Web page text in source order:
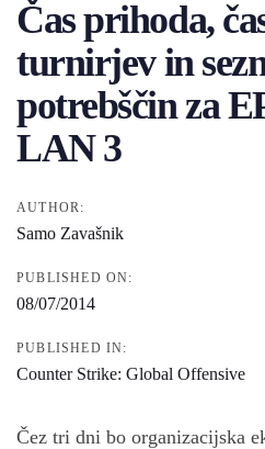
Čas prihoda,
turnirjev in
potrebščin za
LAN 3
AUTHOR:
Samo Zavašnik
PUBLISHED ON:
08/07/2014
PUBLISHED IN:
Counter Strike: Global Offensive
Čez tri dni bo organizacijska